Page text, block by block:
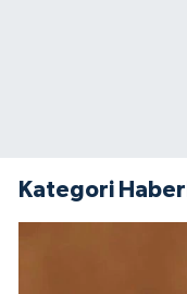
Kategori